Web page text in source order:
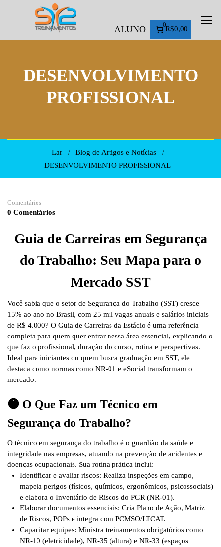
ALUNO 0
R$0,00
DESENVOLVIMENTO
PROFISSIONAL
Lar
Blog de Artigos e Notícias
DESENVOLVIMENTO PROFISSIONAL
Comentários
0 Comentários
Guia de Carreiras em Segurança
do Trabalho: Seu Mapa para o
Mercado SST
Você sabia que o setor de Segurança do Trabalho (SST) cresce
15% ao ano no Brasil, com 25 mil vagas anuais e salários iniciais
de R$ 4.000? O Guia de Carreiras da Estácio é uma referência
completa para quem quer entrar nessa área essencial, explicando o
que faz o profissional, duração do curso, rotina e perspectivas.
Ideal para iniciantes ou quem busca graduação em SST, ele
destaca como normas como NR-01 e eSocial transformam o
mercado.
🟠 O Que Faz um Técnico em
Segurança do Trabalho?
O técnico em segurança do trabalho é o guardião da saúde e
integridade nas empresas, atuando na prevenção de acidentes e
doenças ocupacionais. Sua rotina prática inclui:
Identificar e avaliar riscos: Realiza inspeções em campo,
mapeia perigos (físicos, químicos, ergonômicos, psicossociais)
e elabora o Inventário de Riscos do PGR (NR-01).
Elaborar documentos essenciais: Cria Plano de Ação, Matriz
de Riscos, POPs e integra com PCMSO/LTCAT.
Capacitar equipes: Ministra treinamentos obrigatórios como
NR-10 (eletricidade), NR-35 (altura) e NR-33 (espaços